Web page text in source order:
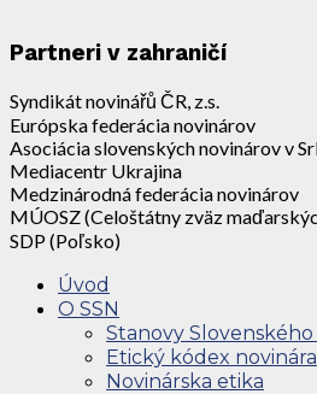
Partneri v zahraničí
Syndikát novinářů ČR, z.s.
Európska federácia novinárov
Asociácia slovenských novinárov v
Mediacentr Ukrajina
Medzinárodná federácia novinárov
MÚOSZ (Celoštátny zväz
SDP (Poľsko)
Úvod
O SSN
Stanovy
Etický kódex novinára
Novinárska etika